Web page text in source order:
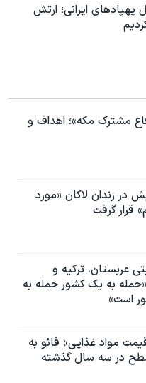
ایرانی؛ ارتش
مشترک مکه»؛ اهداف و
در زندان لاکان «مورد
قرار گرفت
عربستان، ترکیه و
به یک کشور حمله به
است»
مواد غذایی» فائو به
سطح در سه سال گذشته